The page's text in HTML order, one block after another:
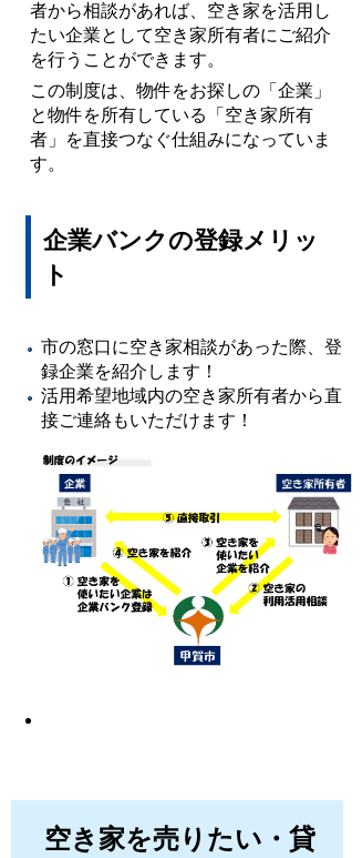
者から相談があれば、 空き家を活用し
たい企業として空き家所有者にご紹介
を行うことができます。
この制度は、物件をお探しの「企業」
と物件を所有している「空き家所有
者」を直接つなぐ仕組みになっていま
す。
企業バンクの登録メリッ
ト
市の窓口に空き家相談があった際、登
録企業を紹介します！
活用希望地域内の空き家所有者から直
接ご連絡もいただけます！
空き家を売りたい・貸